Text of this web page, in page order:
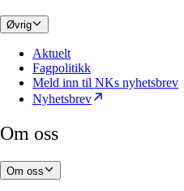
Øvrig
Aktuelt
Fagpolitikk
Meld inn til NKs nyhetsbrev
Nyhetsbrev
Om oss
Om oss